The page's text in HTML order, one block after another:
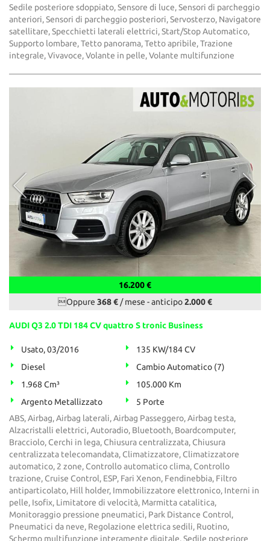
Sedile posteriore sdoppiato, Sensore di luce, Sensori di parcheggio
anteriori, Sensori di parcheggio posteriori, Servosterzo, Navigatore
satellitare, Specchietti laterali elettrici, Start/Stop Automatico,
Supporto lombare, Tetto panorama, Tetto apribile, Trazione
integrale, Vivavoce, Volante in pelle, Volante multifunzione
16.200 €
Oppure 368 €/ mese -anticipo2.000 €
AUDI Q3 2.0 TDI 184 CV quattro S tronic Business
Usato, 03/2016
135 KW/184 CV
Diesel
Cambio Automatico (7)
1.968 Cm³
105.000 Km
Argento Metallizzato
5 Porte
ABS, Airbag, Airbag laterali, Airbag Passeggero, Airbag testa,
Alzacristalli elettrici, Autoradio, Bluetooth, Boardcomputer,
Bracciolo, Cerchi in lega, Chiusura centralizzata, Chiusura
centralizzata telecomandata, Climatizzatore, Climatizzatore
automatico, 2 zone, Controllo automatico clima, Controllo
trazione, Cruise Control, ESP, Fari Xenon, Fendinebbia, Filtro
antiparticolato, Hill holder, Immobilizzatore elettronico, Interni in
pelle, Isofix, Limitatore di velocità, Marmitta catalitica,
Monitoraggio pressione pneumatici, Park Distance Control,
Pneumatici da neve, Regolazione elettrica sedili, Ruotino,
Schermo multifunzione interamente digitale, Sedile posteriore